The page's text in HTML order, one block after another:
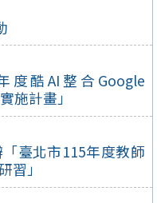
度酷AI整合Google
施計畫」
臺北市115年度教師
習」